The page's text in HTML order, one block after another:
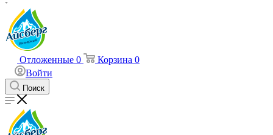
Отложенные 0 Корзина 0
Войти
Поиск